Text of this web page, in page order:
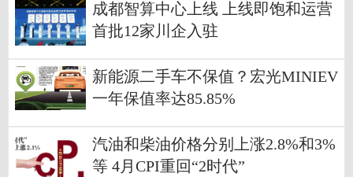
成都智算中心上线 上线即饱和运营
首批12家川企入驻
新能源二手车不保值？宏光MINIEV
一年保值率达85.85%
汽油和柴油价格分别上涨2.8%和3%
等 4月CPI重回“2时代”